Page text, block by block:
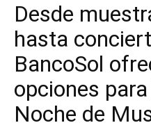
Desde
hasta
BancoSol
opciones
Noche de